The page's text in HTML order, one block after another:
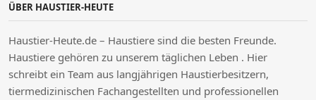
ÜBER HAUSTIER-HEUTE
Haustier-Heute.de – Haustiere sind die besten Freunde.
Haustiere gehören zu unserem täglichen Leben . Hier
schreibt ein Team aus langjährigen Haustierbesitzern,
tiermedizinischen Fachangestellten und professionellen